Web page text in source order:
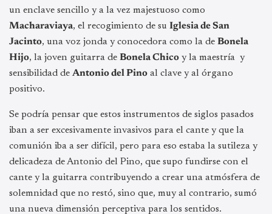
un enclave sencillo y a la vez majestuoso como
Macharaviaya, el recogimiento de su Iglesia de San
Jacinto, una voz jonda y conocedora como la de Bonela
Hijo, la joven guitarra de Bonela Chico y la maestría y
sensibilidad de Antonio del Pino al clave y al órgano
positivo.
Se podría pensar que estos instrumentos de siglos pasados
iban a ser excesivamente invasivos para el cante y que la
comunión iba a ser difícil, pero para eso estaba la sutileza y
delicadeza de Antonio del Pino, que supo fundirse con el
cante y la guitarra contribuyendo a crear una atmósfera de
solemnidad que no restó, sino que, muy al contrario, sumó
una nueva dimensión perceptiva para los sentidos.